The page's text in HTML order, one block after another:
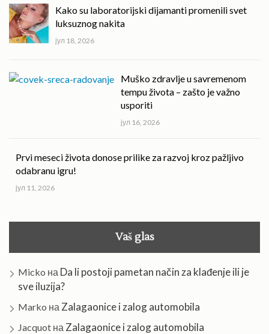
Kako su laboratorijski dijamanti promenili svet
luksuznog nakita
јул 18, 2026
Muško zdravlje u savremenom
tempu života – zašto je važno
usporiti
јул 16, 2026
Prvi meseci života donose prilike za razvoj kroz pažljivo
odabranu igru!
јул 11, 2026
Vaš glas
Micko на Da li postoji pametan način za klađenje ili je
sve iluzija?
Marko на Zalagaonice i zalog automobila
Jacquot на Zalagaonice i zalog automobila